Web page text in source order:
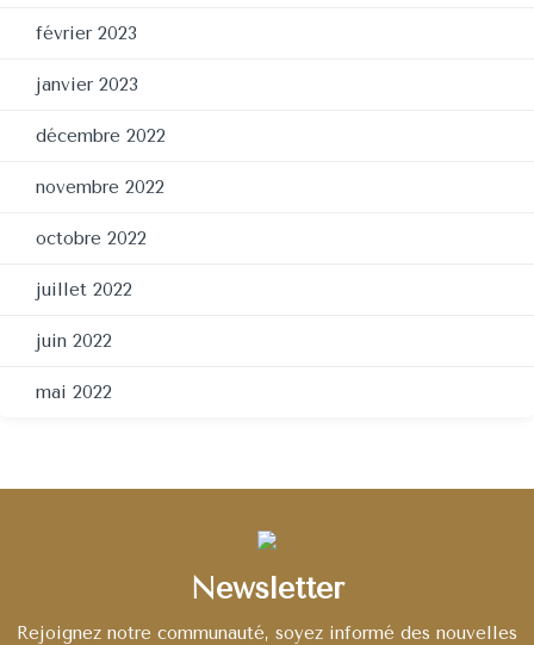
février 2023
janvier 2023
décembre 2022
novembre 2022
octobre 2022
juillet 2022
juin 2022
mai 2022
Newsletter
Rejoignez notre communauté, soyez informé des nouvelles